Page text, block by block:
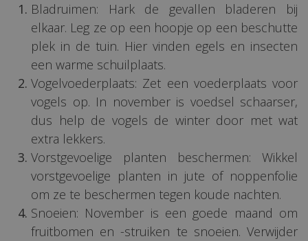
Bladruimen: Hark de gevallen bladeren bij
elkaar. Leg ze op een hoopje op een beschutte
plek in de tuin. Hier vinden egels en insecten
een warme schuilplaats.
Vogelvoederplaats: Zet een voederplaats voor
vogels op. In november is voedsel schaarser,
dus help de vogels de winter door met wat
extra lekkers.
Vorstgevoelige planten beschermen: Wikkel
vorstgevoelige planten in jute of noppenfolie
om ze te beschermen tegen koude nachten.
Snoeien: November is een goede maand om
fruitbomen en -struiken te snoeien. Verwijder